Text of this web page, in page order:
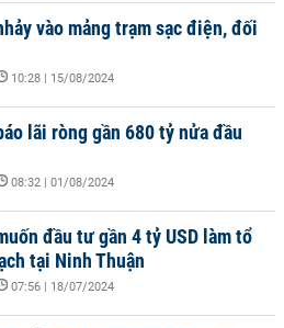
vào mảng trạm sạc điện, đối
10:28 | 15/08/2024
lãi ròng gần 680 tỷ nửa đầu
08:32 | 01/08/2024
đầu tư gần 4 tỷ USD làm tổ
tại Ninh Thuận
07:56 | 18/07/2024